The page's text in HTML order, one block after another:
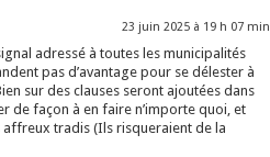
23 juin 2025 à 19 h 07 min
adressé à toutes les municipalités
pas d’avantage pour se délester à
sur des clauses seront ajoutées dans
de façon à en faire n’importe quoi, et
affreux tradis (Ils risqueraient de la